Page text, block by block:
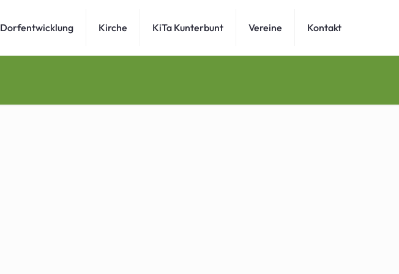
Dorfentwicklung Kirche KiTa Kunterbunt Vereine Kontakt